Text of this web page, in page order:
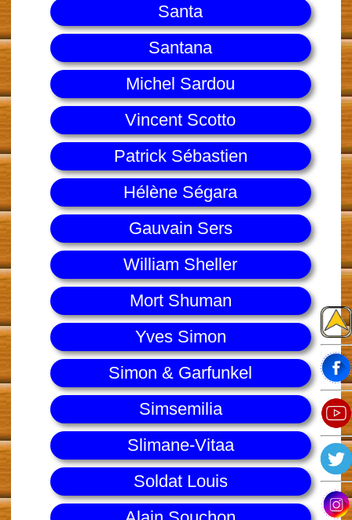
Santa
Santana
Michel Sardou
Vincent Scotto
Patrick Sébastien
Hélène Ségara
Gauvain Sers
William Sheller
Mort Shuman
Yves Simon
Simon & Garfunkel
Simsemilia
Slimane-Vitaa
Soldat Louis